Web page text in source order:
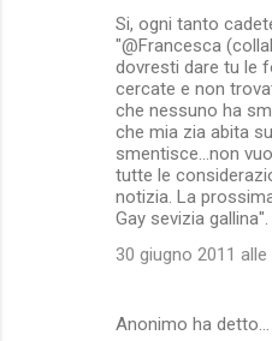
Si, ogni tanto
"@Francesca
dovresti dare tu le
cercate e non
che nessuno ha
che mia zia abita
smentisce...non
tutte le
notizia. La
Gay sevizia
30 giugno 2011
Anonimo ha detto…